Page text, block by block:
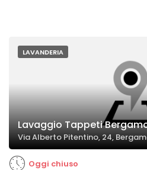
LAVANDERIA
Lavaggio Tappeti
Via Alberto Pitentino, 24,
Oggi chiuso